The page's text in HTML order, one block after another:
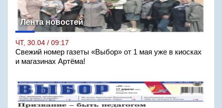
Лента новостей
ЧТ, 30.04 / 09:17
Свежий номер газеты «Выбор» от 1 мая уже в киосках
и магазинах Артёма!